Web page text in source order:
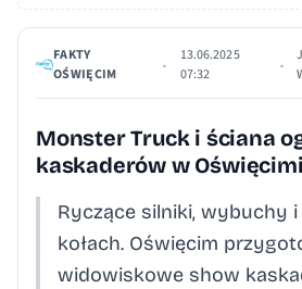
FAKTY
OŚWIĘCIM
•
13.06.2025
07:32
•
Monster Truck i ściana
kaskaderów w
Ryczące silniki, wybuchy
kołach. Oświęcim
widowiskowe show